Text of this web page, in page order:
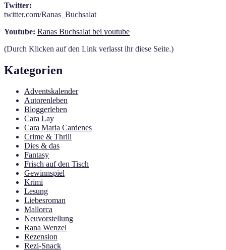
Twitter:
twitter.com/Ranas_Buchsalat
Youtube: Ranas Buchsalat bei youtube
(Durch Klicken auf den Link verlasst ihr diese Seite.)
Kategorien
Adventskalender
Autorenleben
Bloggerleben
Cara Lay
Cara Maria Cardenes
Crime & Thrill
Dies & das
Fantasy
Frisch auf den Tisch
Gewinnspiel
Krimi
Lesung
Liebesroman
Mallorca
Neuvorstellung
Rana Wenzel
Rezension
Rezi-Snack